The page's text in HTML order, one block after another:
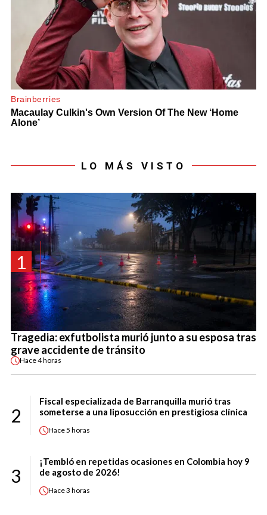
LO MÁS VISTO
1
Tragedia: exfutbolista murió junto a su esposa tras
grave accidente de tránsito
Hace4 horas
2
Fiscal especializada de Barranquilla murió tras
someterse a una liposucción en prestigiosa clínica
Hace5 horas
3
¡Tembló en repetidas ocasiones en Colombia hoy 9
de agosto de 2026!
Hace3 horas